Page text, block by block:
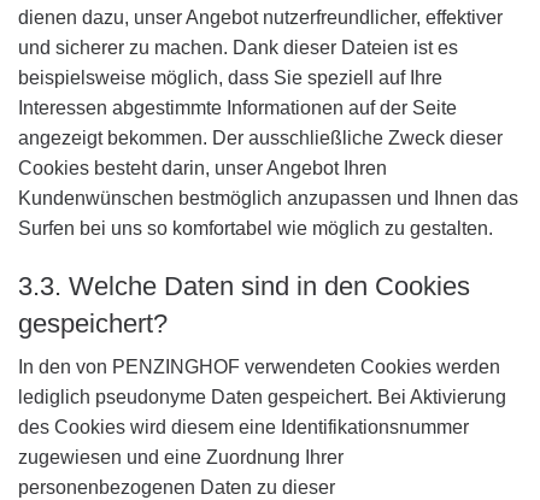
dienen dazu, unser Angebot nutzerfreundlicher, effektiver
und sicherer zu machen. Dank dieser Dateien ist es
beispielsweise möglich, dass Sie speziell auf Ihre
Interessen abgestimmte Informationen auf der Seite
angezeigt bekommen. Der ausschließliche Zweck dieser
Cookies besteht darin, unser Angebot Ihren
Kundenwünschen bestmöglich anzupassen und Ihnen das
Surfen bei uns so komfortabel wie möglich zu gestalten.
3.3. Welche Daten sind in den Cookies
gespeichert?
In den von PENZINGHOF verwendeten Cookies werden
lediglich pseudonyme Daten gespeichert. Bei Aktivierung
des Cookies wird diesem eine Identifikationsnummer
zugewiesen und eine Zuordnung Ihrer
personenbezogenen Daten zu dieser